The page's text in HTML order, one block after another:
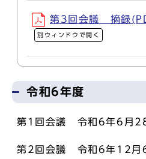
第3回会議 摘録
別ウィンドウで開く
令和6年度
第1回会議 令和6年6月28
第2回会議 令和6年12月6